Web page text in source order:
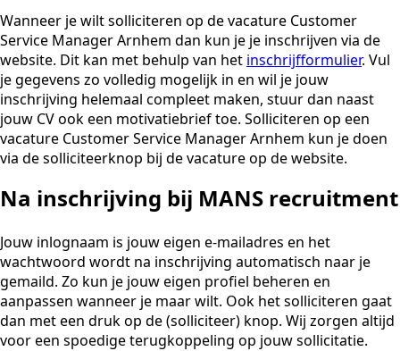
Wanneer je wilt solliciteren op de vacature Customer
Service Manager Arnhem dan kun je je inschrijven via de
website. Dit kan met behulp van het inschrijfformulier. Vul
je gegevens zo volledig mogelijk in en wil je jouw
inschrijving helemaal compleet maken, stuur dan naast
jouw CV ook een motivatiebrief toe. Solliciteren op een
vacature Customer Service Manager Arnhem kun je doen
via de solliciteerknop bij de vacature op de website.
Na inschrijving bij MANS recruitment
Jouw inlognaam is jouw eigen e-mailadres en het
wachtwoord wordt na inschrijving automatisch naar je
gemaild. Zo kun je jouw eigen profiel beheren en
aanpassen wanneer je maar wilt. Ook het solliciteren gaat
dan met een druk op de (solliciteer) knop. Wij zorgen altijd
voor een spoedige terugkoppeling op jouw sollicitatie.